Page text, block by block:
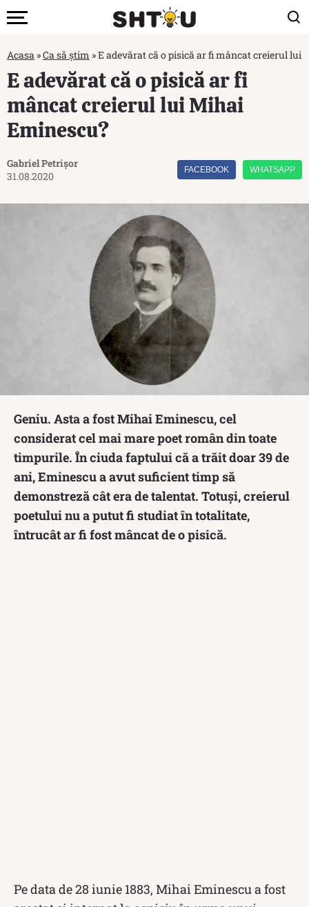
Acasa »Ca să știm »E adevărat că o pisică ar fi mâncat creierul lui
E adevărat că o pisică ar fi
mâncat creierul lui Mihai
Eminescu?
Gabriel Petrișor
31.08.2020
FACEBOOK WHATSAPP
Geniu. Asta a fost Mihai Eminescu, cel
considerat cel mai mare poet român din toate
timpurile. În ciuda faptului că a trăit doar 39 de
ani, Eminescu a avut suficient timp să
demonstreză cât era de talentat. Totuși, creierul
poetului nu a putut fi studiat în totalitate,
întrucât ar fi fost mâncat de o pisică.
Pe data de 28 iunie 1883, Mihai Eminescu a fost